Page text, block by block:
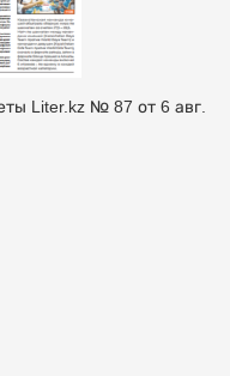
Liter.kz № 87 от 6 авг.